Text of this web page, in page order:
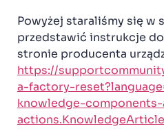
Powyżej staraliśmy się w
przedstawić instrukcje
stronie producenta
https://
a-factory-
knowledge-components-